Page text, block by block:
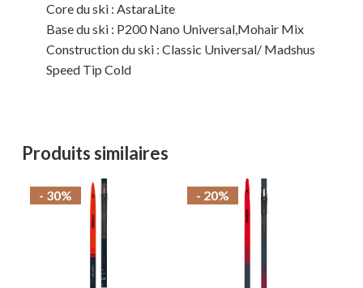
MAGASINER EN LIGNE
Core du ski : AstaraLite
Base du ski : P200 Nano Universal,Mohair Mix
Construction du ski : Classic Universal/ Madshus
Speed Tip Cold
Produits similaires
- 30% - 20%